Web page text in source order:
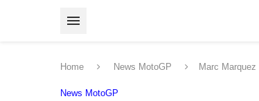
Home News MotoGP Marc
News MotoGP